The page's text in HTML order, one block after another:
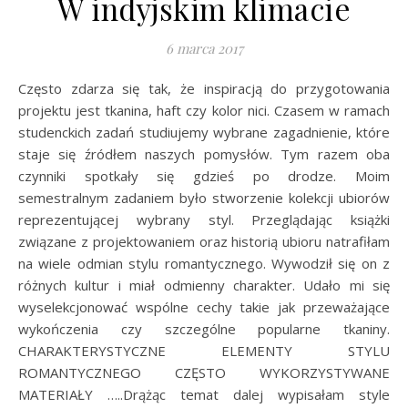
W indyjskim klimacie
6 marca 2017
Często zdarza się tak, że inspiracją do przygotowania
projektu jest tkanina, haft czy kolor nici. Czasem w ramach
studenckich zadań studiujemy wybrane zagadnienie, które
staje się źródłem naszych pomysłów. Tym razem oba
czynniki spotkały się gdzieś po drodze. Moim
semestralnym zadaniem było stworzenie kolekcji ubiorów
reprezentującej wybrany styl. Przeglądając książki
związane z projektowaniem oraz historią ubioru natrafiłam
na wiele odmian stylu romantycznego. Wywodził się on z
różnych kultur i miał odmienny charakter. Udało mi się
wyselekcjonować wspólne cechy takie jak przeważające
wykończenia czy szczególne popularne tkaniny.
CHARAKTERYSTYCZNE ELEMENTY STYLU
ROMANTYCZNEGO CZĘSTO WYKORZYSTYWANE
MATERIAŁY …..Drążąc temat dalej wypisałam style